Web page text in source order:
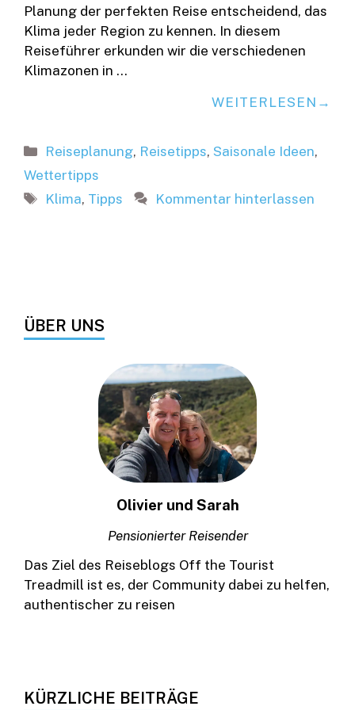
Planung der perfekten Reise entscheidend, das
Klima jeder Region zu kennen. In diesem
Reiseführer erkunden wir die verschiedenen
Klimazonen in …
WEITERLESEN
Kategorien
Reiseplanung, Reisetipps,Saisonale Ideen,
Wettertipps
Schlagwörter
Klima, Tipps Kommentar hinterlassen
ÜBER UNS
Olivier und Sarah
Pensionierter Reisender
Das Ziel des Reiseblogs Off the Tourist
Treadmill ist es, der Community dabei zu helfen,
authentischer zu reisen
KÜRZLICHE BEITRÄGE